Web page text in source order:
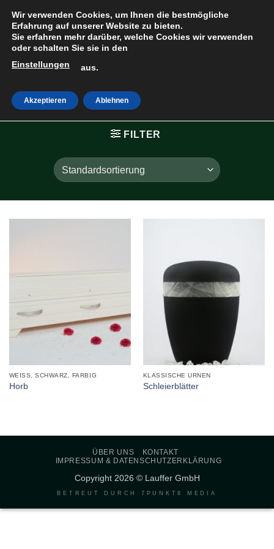
Inhalt
springen
HOME
TRANSPARENT
FILTER
WEISS, SCHWARZ, FARBIG
Horb
KLASSISCHE URNEN
Schleierblätter
ÜBER UNS
KONTAKT
IMPRESSUM & DATENSCHUTZERKLÄRUNG
Copyright 2026 © Lauffer GmbH
BETREUT DURCH 7PUNKT8 MEDIA
Wir verwenden Cookies, um Ihnen die bestmögliche
Erfahrung auf unserer Website zu bieten.
Sie erfahren mehr darüber, welche Cookies wir verwenden
oder schalten Sie sie in den
Einstellungen
aus.
Akzeptieren Ablehnen